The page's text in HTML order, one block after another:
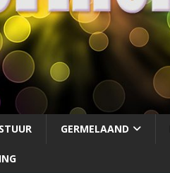
GERMELAAND